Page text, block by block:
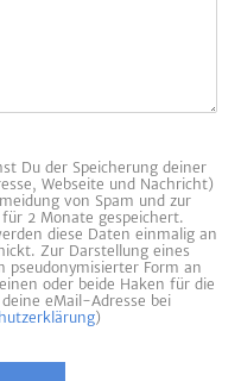
Du der Speicherung deiner
Webseite und Nachricht)
von Spam und zur
2 Monate gespeichert.
diese Daten einmalig an
Zur Darstellung eines
pseudonymisierter Form an
oder beide Haken für die
eMail-Adresse bei
)